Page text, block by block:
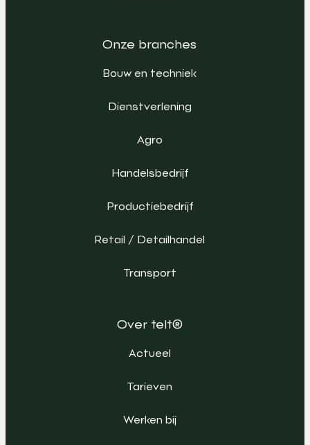
Onze branches
Bouw en techniek
Dienstverlening
Agro
Handelsbedrijf
Productiebedrijf
Retail / Detailhandel
Transport
Over telt®
Actueel
Tarieven
Werken bij